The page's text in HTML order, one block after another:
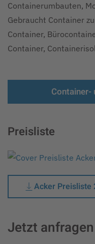
Containerumbauten,
Gebraucht Container
Container,
Container,
Container-
Preisliste
Acker Preisliste
Jetzt anfragen